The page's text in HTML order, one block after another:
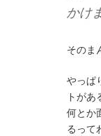
かけ
そのま
やっぱ
トがあ
何とか
るって